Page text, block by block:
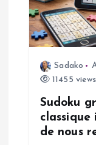
d
e
Sadako
11455 views
Sudoku
classique
de nous